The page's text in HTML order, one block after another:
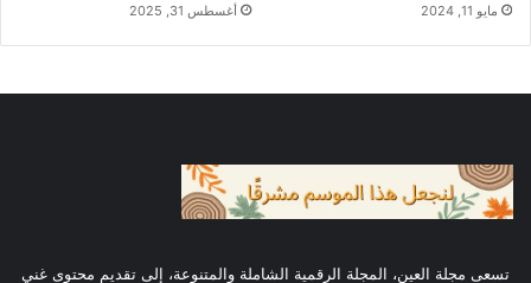
الموحد.
أن لا يتجاوز المؤشر الاجتماعي والاقتصادي
مايو 11, 2024 أغسطس 31, 2025
تسعى مجلة العين، المجلة الرقمية الشاملة والمتنوعة، إلى تقديم محتوى غني